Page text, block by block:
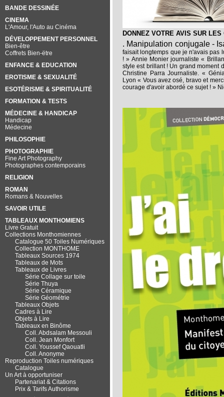
BANDE DESSINÉE
CINEMA
L'Amour, l'Auto au Cinéma
DÉVELOPPEMENT PERSONNEL
Bien-être
Coffrets Bien-ëtre
ENFANCE & EDUCATION
EROTISME & SEXUALITÉ
ESOTÉRISME & SPIRITUALITÉ
FORMATION & TESTS
MÉDECINE & HANDICAP
Handicap
Médecine
PHILOSOPHIE
PHOTOGRAPHIE
Fine Art Photography
Photographes contemporains
RELIGION
ROMAN
Romans & Nouvelles
SAVOIR UTILE
TABLEAUX MONTHOMIENS
Livre Gratuit
Collections Monthomiennes
Catalogue 50 Toiles Numériques
Collection MONTHOME
Tableaux Sources 1974
Tableaux de Mots
Tableaux de Livres
Série Collage sur toile
Série Thuya
Série Céramique
Série Géométrie
Tableaux Objets
Cadres à Lire
Objets à Lire
Tableaux en Binôme
Coll. Abdsalam Messouli
Coll. Jean Monfort
Coll. Youssef Qaouatli
Coll. Anonyme
Reproduction Toiles numériques
Catalogue
Un Art à opportuniser
Partenariat & Citations
Prix & Tarifs Authorisme
DONNEZ VOTRE AVIS SUR
. Manipulation conjugale -
faisait longtemps que je n'avais pas
! » Annie Monier journaliste «
style est brillant ! Un grand moment
Christine Parra Journaliste. «
Lyon « Vous avez osé, bravo et
courage d'avoir abordé ce sujet ! »